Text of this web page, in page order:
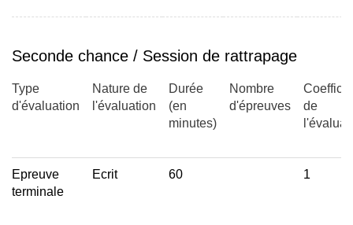
Seconde chance / Session de rattrapage
Type
d'évaluation
Nature de
l'évaluation
Durée
(en
minutes)
Nombre
d'épreuves
de
Epreuve
terminale
Ecrit 60 1